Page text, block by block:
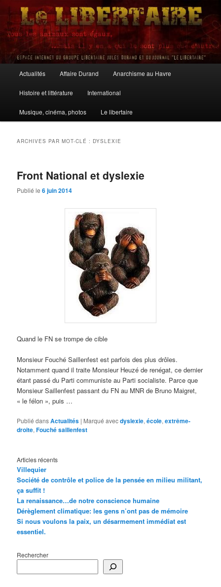
Aller
contenu
principal
Aller
contenu
secondaire
Le Libertaire
principal
Actualités Affaire Durand Anarchisme au Havre
Histoire et littérature International
Musique, cinéma, photos Le libertaire
ARCHIVES PAR MOT-CLÉ : DYSLEXIE
Front National et dyslexie
Publié le6 juin 2014
Quand le FN se trompe de cible
Monsieur Fouché Saillenfest est parfois des plus drôles.
Notamment quand il traite Monsieur Heuzé de renégat, ce dernier
étant passé du Parti communiste au Parti socialiste. Parce que
Monsieur Saillenfest passant du FN au MNR de Bruno Maigret,
« le félon », puis …
Publié dansActualités | Marqué avecdyslexie,école,extrême-
droite,Fouché saillenfest
Articles récents
Villequier
Société de contrôle et police de la pensée en milieu militant,
ça suffit !
La renaissance…de notre conscience humaine
Dérèglement climatique: les gens n’ont pas de mémoire
Si nous voulons la paix, un désarmement immédiat est
essentiel.
Rechercher